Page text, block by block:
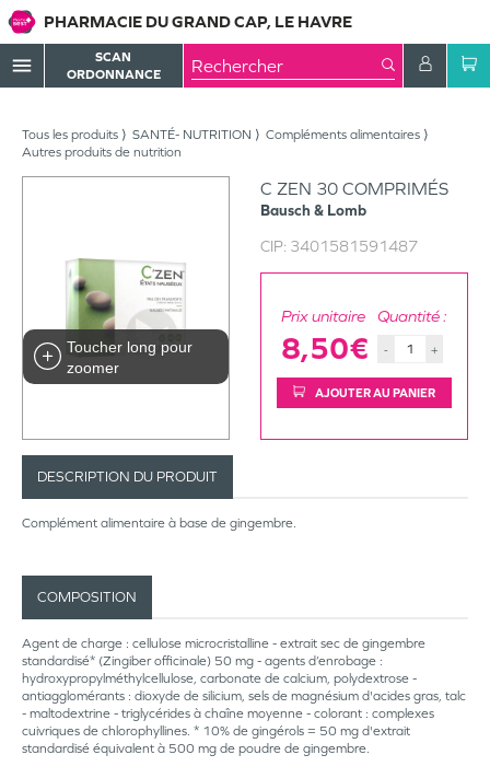
PHARMACIE DU GRAND CAP, LE HAVRE
menu
SCAN
ORDONNANCE
Tous les produits SANTÉ- NUTRITION
Compléments alimentaires
Autres produits de nutrition
Toucher long pour
zoomer
C ZEN 30 COMPRIMÉS
Bausch & Lomb
CIP: 3401581591487
Prix unitaire
8,50€
Quantité :
- +
AJOUTER AU PANIER
DESCRIPTION DU PRODUIT
Complément alimentaire à base de gingembre.
COMPOSITION
Agent de charge : cellulose microcristalline - extrait sec de gingembre
standardisé* (Zingiber officinale) 50 mg - agents d’enrobage :
hydroxypropylméthylcellulose, carbonate de calcium, polydextrose -
antiagglomérants : dioxyde de silicium, sels de magnésium d'acides gras, talc
- maltodextrine - triglycérides à chaîne moyenne - colorant : complexes
cuivriques de chlorophyllines. * 10% de gingérols = 50 mg d'extrait
standardisé équivalent à 500 mg de poudre de gingembre.